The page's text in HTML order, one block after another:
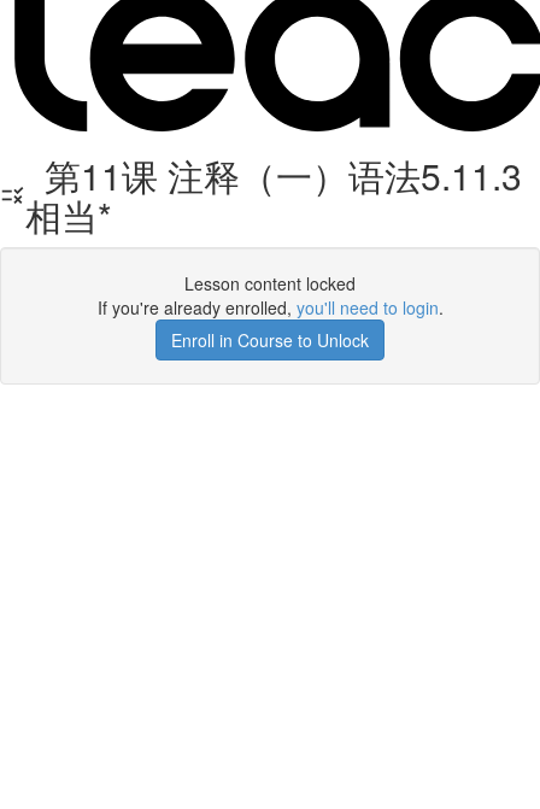
第11课 注释（一）语法5.11.3
相当*
Lesson content locked
If you're already enrolled, you'll need to login.
Enroll in Course to Unlock